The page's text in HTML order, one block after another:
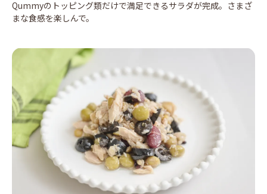
Qummyのトッピング類だけで満足できるサラダが完成。さまざ
まな食感を楽しんで。